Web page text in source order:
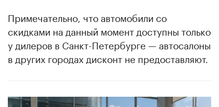
Примечательно, что автомобили со
скидками на данный момент доступны только
у дилеров в Санкт-Петербурге — автосалоны
в других городах дисконт не предоставляют.